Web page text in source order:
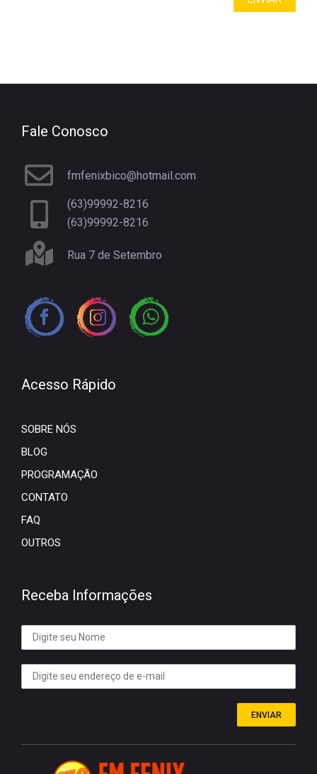
Fale Conosco
fmfenixbico@hotmail.com
(63)99992-8216
(63)99992-8216
Rua 7 de Setembro
Acesso Rápido
SOBRE NÓS
BLOG
PROGRAMAÇÃO
CONTATO
FAQ
OUTROS
Receba Informações
ENVIAR